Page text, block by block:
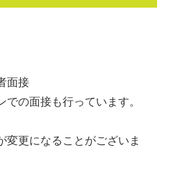
面接
の面接も行っています。
更になることがございま